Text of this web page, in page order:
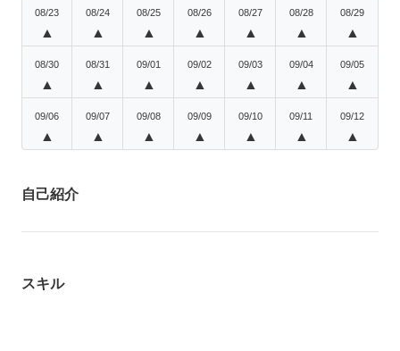
08/23
▲
08/24
▲
08/25
▲
08/26
▲
08/27
▲
08/28
▲
08/29
▲
08/30
▲
08/31
▲
09/01
▲
09/02
▲
09/03
▲
09/04
▲
09/05
▲
09/06
▲
09/07
▲
09/08
▲
09/09
▲
09/10
▲
09/11
▲
09/12
▲
自己紹介
スキル